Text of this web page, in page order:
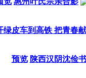
绿皮车到高铁 把青春
预览 陕西汉阴沈俭